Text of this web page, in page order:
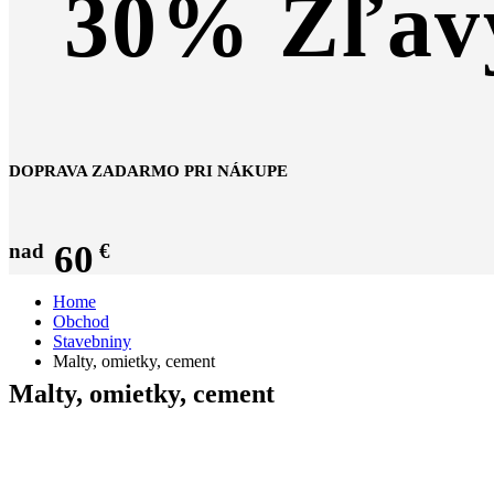
30%
DOPRAVA ZADARMO PRI NÁKUPE
nad 60 €
Home
Obchod
Stavebniny
Malty, omietky, cement
Malty, omietky, cement